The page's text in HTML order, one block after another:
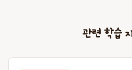
관련 학습